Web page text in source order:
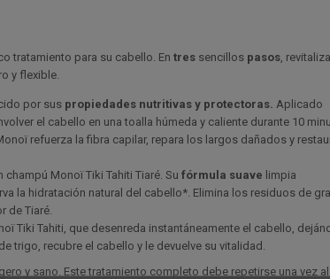
tratamiento para su cabello. En tres sencillos pasos,
y flexible.
por sus propiedades nutritivas y protectoras. Aplicado
el cabello en una toalla húmeda y caliente durante 10
refuerza la fibra capilar, repara los largos dañados y
Monoï Tiki Tahiti Tiaré. Su fórmula suave limpia
la hidratación natural del cabello*. Elimina los residuos de
de Tiaré.
Tiki Tahiti, que desenreda instantáneamente el cabello,
trigo, recubre el cabello y le devuelve su vitalidad.
y sano. Este tratamiento completo debe repetirse una vez